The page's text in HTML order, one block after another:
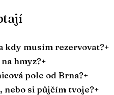
kdy musím rezervovat?+
hmyz?+
pole od Brna?+
nebo si půjčím tvoje?+